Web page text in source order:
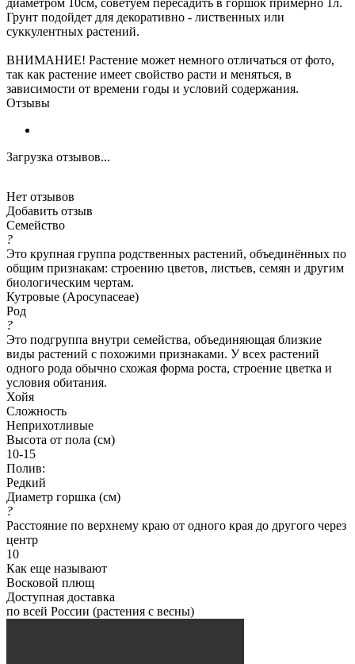
Грунт подойдет для декоративно - лиственных или
суккулентных растений.
ВНИМАНИЕ! Растение может немного отличаться от фото,
так как растение имеет свойство расти и меняться, в
зависимости от времени годы и условий содержания.
Отзывы
Загрузка отзывов...
Нет отзывов
Добавить отзыв
Семейство
?
Это крупная группа родственных растений, объединённых по
общим признакам: строению цветов, листьев, семян и другим
биологическим чертам.
Кутровые (Apocynaceae)
Род
?
Это подгруппа внутри семейства, объединяющая близкие
виды растений с похожими признаками. У всех растений
одного рода обычно схожая форма роста, строение цветка и
условия обитания.
Хойя
Сложность
Неприхотливые
Высота от пола (см)
10-15
Полив:
Редкий
Диаметр горшка (см)
?
Расстояние по верхнему краю от одного края до другого через
центр
10
Как еще называют
Восковой плющ
Доступная доставка
по всей России (растения с весны)